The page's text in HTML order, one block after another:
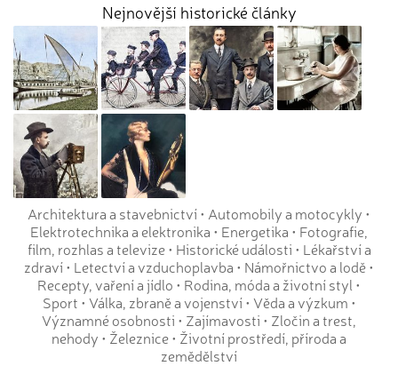
Nejnovější historické články
Architektura a stavebnictví• Automobily a motocykly •
Elektrotechnika a elektronika • Energetika • Fotografie,
film, rozhlas a televize• Historické události • Lékařství a
zdraví• Letectví a vzduchoplavba • Námořnictvo a lodě•
Recepty, vaření a jídlo • Rodina, móda a životní styl •
Sport • Válka, zbraně a vojenství• Věda a výzkum •
Významné osobnosti • Zajímavosti • Zločin a trest,
nehody • Železnice• Životní prostředí, příroda a
zemědělství